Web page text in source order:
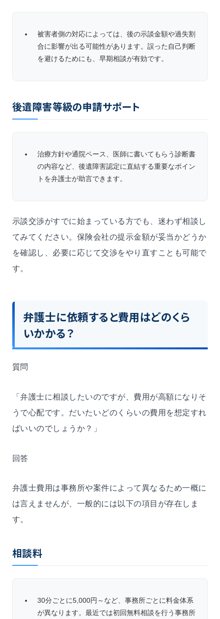
被害者側の対応によっては、後の示談金額や過失割
合に影響が出る可能性があります。誤った自己判断
を避けるためにも、早期相談が有効です。
後遺障害等級の申請サポート
治療方針や通院ペース、医師に書いてもらう診断書
の内容など、後遺障害認定に直結する重要なポイン
トを弁護士が助言できます。
示談交渉がすでに始まっている方でも、迷わず相談し
てみてください。保険会社の提示金額が妥当かどうか
を確認し、必要に応じて交渉をやり直すことも可能で
す。
弁護士に依頼すると費用はどのくら
いかかる？
質問
「弁護士に相談したいのですが、費用が高額になりそ
うで心配です。だいたいどのくらいの費用を想定すれ
ばいいのでしょうか？」
回答
弁護士費用は事務所や案件によって異なるため一概に
は言えませんが、一般的には以下の項目が存在しま
す。
相談料
30分ごとに5,000円～など、事務所ごとに料金体系
が異なります。最近では初回無料相談を行う事務所